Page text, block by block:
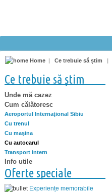
Home | Ce trebuie să știm |
Ce trebuie să știm
Unde mă cazez
Cum călătoresc
Aeroportul Internaţional Sibiu
Cu trenul
Cu maşina
Cu autocarul
Transport intern
Info utile
Oferte speciale
Experiențe memorabile